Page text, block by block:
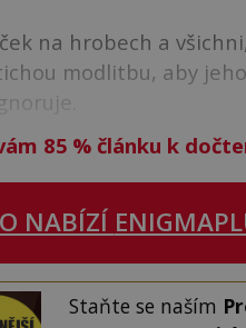
na hrobech a
modlitbu, aby
85 %článku k
NABÍZÍ
Staňte se naším